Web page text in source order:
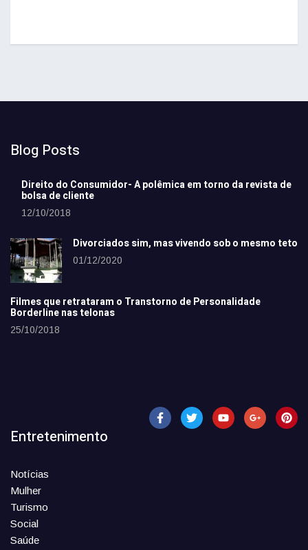
Blog Posts
Direito do Consumidor- A polêmica em torno da revista de
bolsa de cliente
12/10/2018
Divorciados sim, mas vivendo sob o mesmo teto
01/12/2020
Filmes que retrataram o Transtorno de Personalidade
Borderline nas telonas
25/10/2018
Entretenimento
Notícias
Mulher
Turismo
Social
Saúde